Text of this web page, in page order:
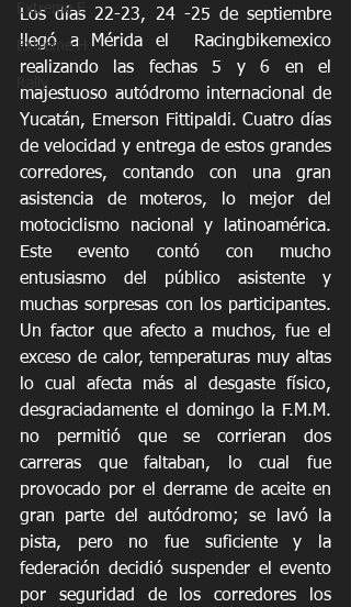
Extreme E
Extreme H
Rally
Los días 22-23, 24 -25 de septiembre
llegó a Mérida el  Racingbikemexico
realizando las fechas 5 y 6 en el
majestuoso autódromo internacional de
Yucatán, Emerson Fittipaldi. Cuatro días
de velocidad y entrega de estos grandes
corredores, contando con una gran
asistencia de moteros, lo mejor del
motociclismo nacional y latinoamérica.
Este evento contó con mucho
entusiasmo del público asistente y
muchas sorpresas con los participantes.
Un factor que afecto a muchos, fue el
exceso de calor, temperaturas muy altas
lo cual afecta más al desgaste físico,
desgraciadamente el domingo la F.M.M.
no permitió que se corrieran dos
carreras que faltaban, lo cual fue
provocado por el derrame de aceite en
gran parte del autódromo; se lavó la
pista, pero no fue suficiente y la
federación decidió suspender el evento
por seguridad de los corredores los